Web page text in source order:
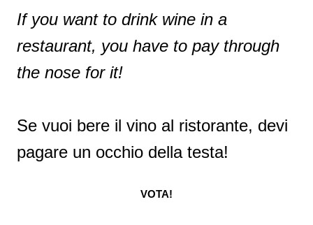
If you want to drink wine in a
restaurant, you have to pay through
the nose for it!
Se vuoi bere il vino al ristorante, devi
pagare un occhio della testa!
VOTA!